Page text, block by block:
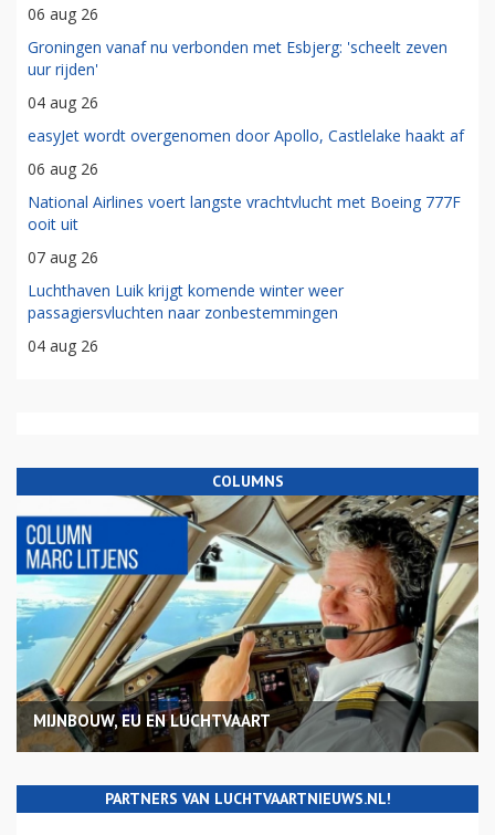
06 aug 26
Groningen vanaf nu verbonden met Esbjerg: 'scheelt zeven
uur rijden'
04 aug 26
easyJet wordt overgenomen door Apollo, Castlelake haakt af
06 aug 26
National Airlines voert langste vrachtvlucht met Boeing 777F
ooit uit
07 aug 26
Luchthaven Luik krijgt komende winter weer
passagiersvluchten naar zonbestemmingen
04 aug 26
COLUMNS
MIJNBOUW, EU EN LUCHTVAART
PARTNERS VAN LUCHTVAARTNIEUWS.NL!